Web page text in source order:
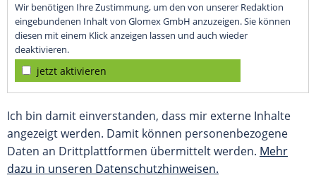
Wir benötigen Ihre Zustimmung, um den von unserer Redaktion
eingebundenen Inhalt von Glomex GmbH anzuzeigen. Sie können
diesen mit einem Klick anzeigen lassen und auch wieder
deaktivieren.
jetzt aktivieren
Ich bin damit einverstanden, dass mir externe Inhalte
angezeigt werden. Damit können personenbezogene
Daten an Drittplattformen übermittelt werden. Mehr
dazu in unseren Datenschutzhinweisen.